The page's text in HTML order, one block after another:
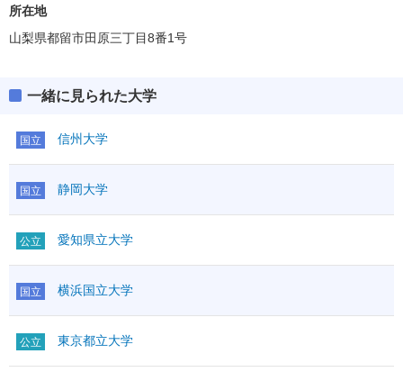
所在地
山梨県都留市田原三丁目8番1号
一緒に見られた大学
国立 信州大学
国立 静岡大学
公立 愛知県立大学
国立 横浜国立大学
公立 東京都立大学